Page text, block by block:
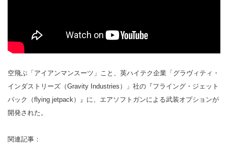
空飛ぶ「アイアンマンスーツ」こと、英ハイテク企業「グラヴィティ・
インダストリーズ（Gravity Industries）」社の『フライング・ジェット
パック（flying jetpack）』に、エアソフトガンによる武装オプションが
開発された。
関連記事：